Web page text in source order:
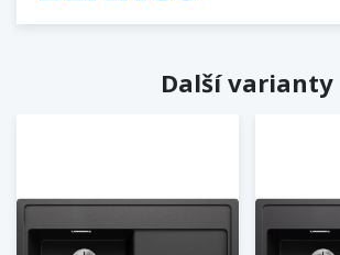
Další varianty